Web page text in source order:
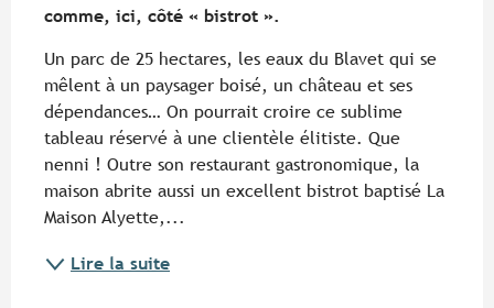
comme, ici, côté « bistrot ».
Un parc de 25 hectares, les eaux du Blavet qui se
mêlent à un paysager boisé, un château et ses
dépendances… On pourrait croire ce sublime
tableau réservé à une clientèle élitiste. Que
nenni ! Outre son restaurant gastronomique, la
maison abrite aussi un excellent bistrot baptisé La
Maison Alyette,...
Lire la suite